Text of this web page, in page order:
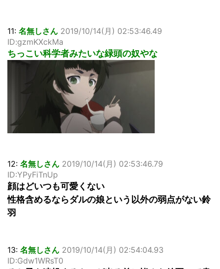
11: 名無しさん 2019/10/14(月) 02:53:46.49
ID:gzmKXckMa
ちっこい科学者みたいな緑頭の奴やな
12: 名無しさん 2019/10/14(月) 02:53:46.79
ID:YPyFiTnUp
顔はどいつも可愛くない
性格含めるならダルの娘という以外の弱点がない鈴
羽
13: 名無しさん 2019/10/14(月) 02:54:04.93
ID:Gdw1WRsT0